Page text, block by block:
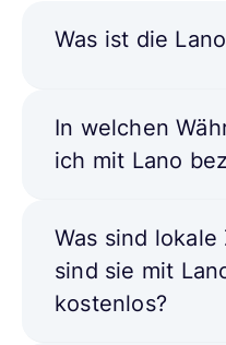
Was ist die
In welchen
ich mit Lano
Was sind
sind sie mit
kostenlos?